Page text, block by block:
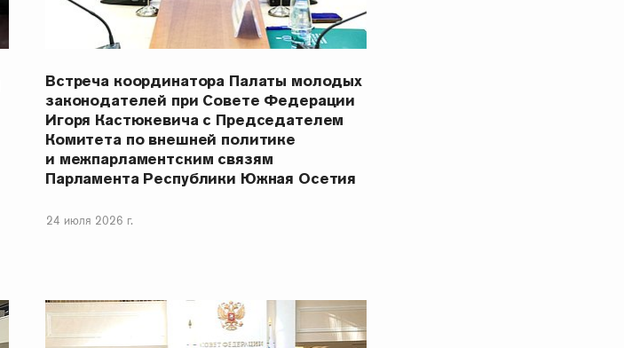
Встреча координатора Палаты молодых
законодателей при Совете Федерации
Игоря Кастюкевича с Председателем
Комитета по внешней политике
и межпарламентским связям
Парламента Республики Южная Осетия
24 июля 2026 г.